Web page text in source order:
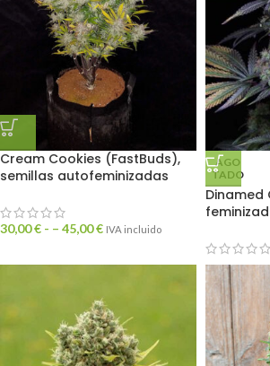
Cream Cookies (FastBuds),
semillas autofeminizadas
30,00€ - – 45,00€ IVA incluido
AGO
TADO
Dinamed